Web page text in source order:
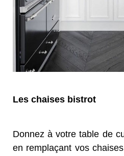
Les chaises bistrot
Donnez à votre table de
en remplaçant vos